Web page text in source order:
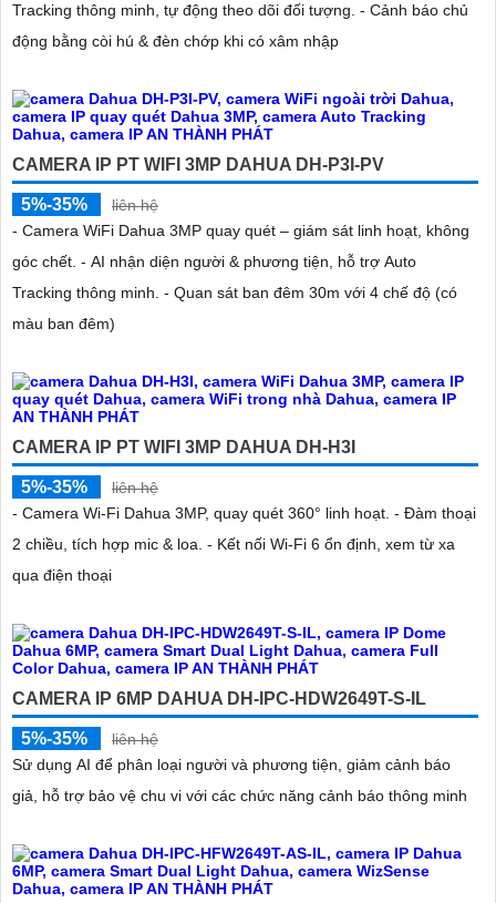
Tracking thông minh, tự động theo dõi đối tượng. - Cảnh báo chủ
động bằng còi hú & đèn chớp khi có xâm nhập
CAMERA IP PT WIFI 3MP DAHUA DH-P3I-PV
5%-35%
liên hệ
- Camera WiFi Dahua 3MP quay quét – giám sát linh hoạt, không
góc chết. - AI nhận diện người & phương tiện, hỗ trợ Auto
Tracking thông minh. - Quan sát ban đêm 30m với 4 chế độ (có
màu ban đêm)
CAMERA IP PT WIFI 3MP DAHUA DH-H3I
5%-35%
liên hệ
- Camera Wi-Fi Dahua 3MP, quay quét 360° linh hoạt. - Đàm thoại
2 chiều, tích hợp mic & loa. - Kết nối Wi-Fi 6 ổn định, xem từ xa
qua điện thoại
CAMERA IP 6MP DAHUA DH-IPC-HDW2649T-S-IL
5%-35%
liên hệ
Sử dụng AI để phân loại người và phương tiện, giảm cảnh báo
giả, hỗ trợ bảo vệ chu vi với các chức năng cảnh báo thông minh